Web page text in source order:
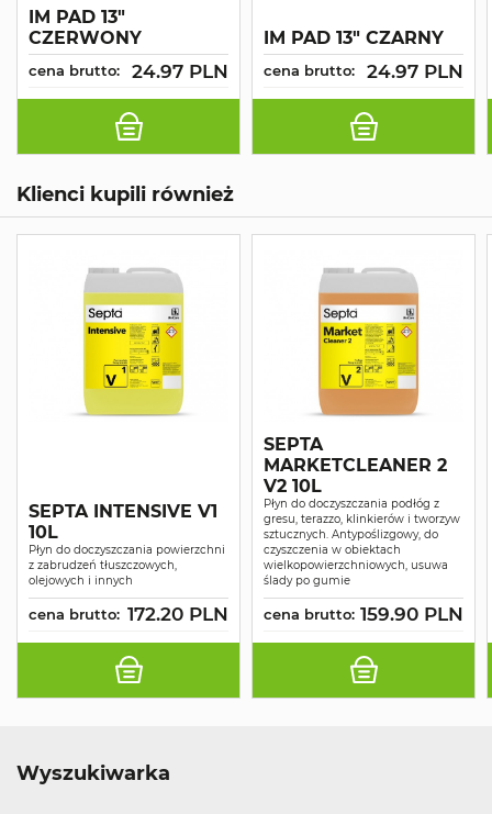
IM PAD 13"
CZERWONY
cena brutto: 24.97 PLN
IM PAD 13" CZARNY
cena brutto: 24.97 PLN
Klienci kupili również
SEPTA INTENSIVE V1
10L
Płyn do doczyszczania powierzchni
z zabrudzeń tłuszczowych,
olejowych i innych
cena brutto: 172.20 PLN
SEPTA
MARKETCLEANER 2
V2 10L
Płyn do doczyszczania podłóg z
gresu, terazzo, klinkierów i tworzyw
sztucznych. Antypoślizgowy, do
czyszczenia w obiektach
wielkopowierzchniowych, usuwa
ślady po gumie
cena brutto: 159.90 PLN
Wyszukiwarka